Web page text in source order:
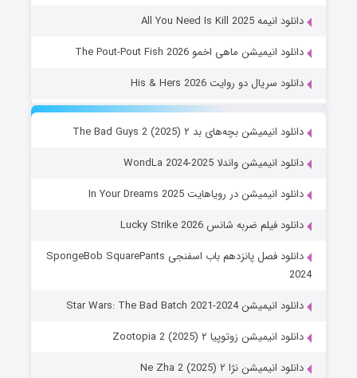
دانلود انیمه All You Need Is Kill 2025
دانلود انیمیشن ماهی اخمو The Pout-Pout Fish 2026
دانلود سریال دو روایت His & Hers 2026
دانلود انیمیشن بچه‌های بد ۲ The Bad Guys 2 (2025)
دانلود انیمیشن واندلا WondLa 2024-2025
دانلود انیمیشن در رویاهایت In Your Dreams 2025
دانلود فیلم ضربه شانس Lucky Strike 2026
دانلود فصل پانزدهم باب اسفنجی SpongeBob SquarePants
2024
دانلود انیمیشن Star Wars: The Bad Batch 2021-2024
دانلود انیمیشن زوتوپیا ۲ Zootopia 2 (2025)
دانلود انیمیشن نژا ۲ Ne Zha 2 (2025)